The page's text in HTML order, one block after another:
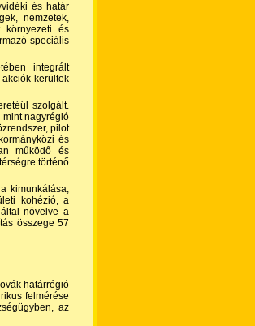
és határ
nemzetek,
környezeti és
speciális
integrált
kerültek
szolgált.
mint nagyrégió
pilot
és
működő és
történő
kimunkálása,
kohézió, a
növelve a
összege 57
határrégió
felmérése
az